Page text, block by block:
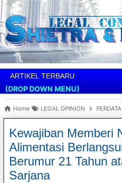
(DROP DOWN MENU)
Home LEGAL OPINION PERDATA
Kewajiban Memberi
Alimentasi
Berumur 21 Tahun
Sarjana